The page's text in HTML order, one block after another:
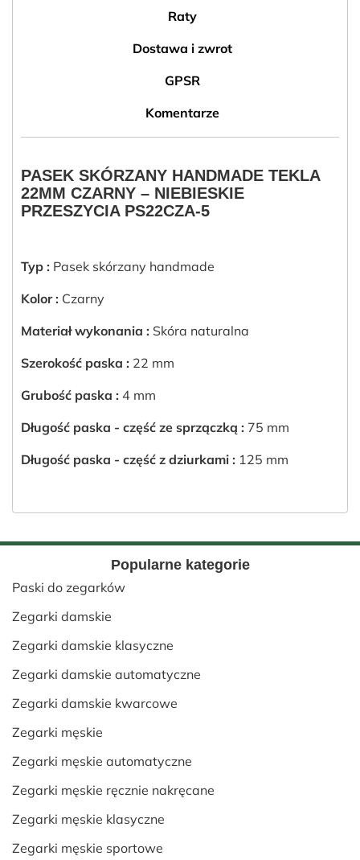
Raty
Dostawa i zwrot
GPSR
Komentarze
PASEK SKÓRZANY HANDMADE TEKLA
22MM CZARNY – NIEBIESKIE
PRZESZYCIA PS22CZA-5
Typ : Pasek skórzany handmade
Kolor : Czarny
Materiał wykonania : Skóra naturalna
Szerokość paska : 22 mm
Grubość paska : 4 mm
Długość paska - część ze sprzączką : 75 mm
Długość paska - część z dziurkami : 125 mm
Popularne kategorie
Paski do zegarków
Zegarki damskie
Zegarki damskie klasyczne
Zegarki damskie automatyczne
Zegarki damskie kwarcowe
Zegarki męskie
Zegarki męskie automatyczne
Zegarki męskie ręcznie nakręcane
Zegarki męskie klasyczne
Zegarki męskie sportowe